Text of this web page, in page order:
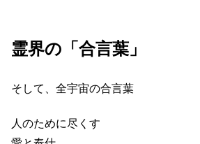
霊界の 「合言葉」
そして、全宇宙の合言葉
人のために尽くす